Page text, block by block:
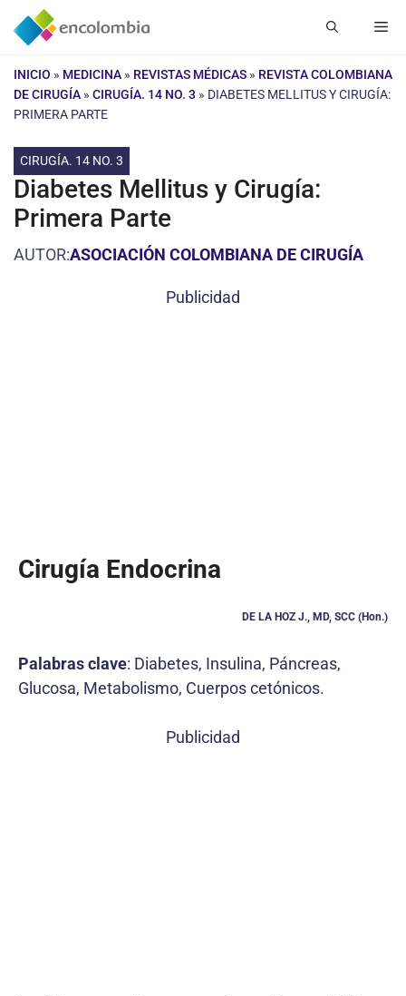
Saltar
INICIO » MEDICINA » REVISTAS MÉDICAS » REVISTA COLOMBIANA
DE CIRUGÍA » CIRUGÍA. 14 NO. 3 » DIABETES MELLITUS Y CIRUGÍA:
PRIMERA PARTE
CIRUGÍA. 14 NO. 3
Diabetes Mellitus y Cirugía:
Primera Parte
AUTOR:ASOCIACIÓN COLOMBIANA DE CIRUGÍA
Publicidad
Cirugía Endocrina
DE LA HOZ J., MD, SCC (Hon.)
Palabras clave: Diabetes, Insulina, Páncreas,
Glucosa, Metabolismo, Cuerpos cetónicos.
Publicidad